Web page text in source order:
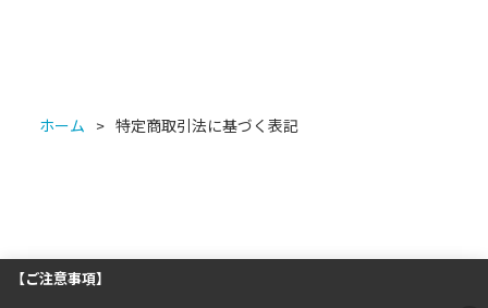
ホーム 特定商取引法に基づく表記
【ご注意事項】